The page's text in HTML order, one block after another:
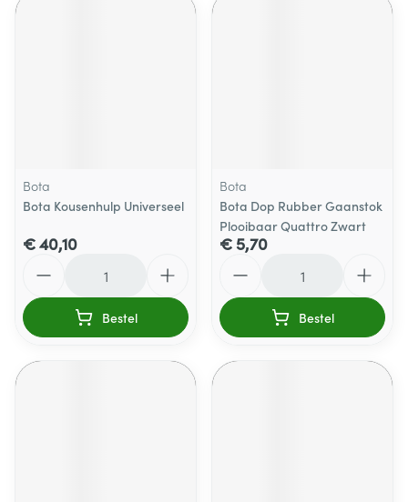
Bota
Bota Kousenhulp Universeel
€ 40,10
Bestel
Bota
Bota Dop Rubber Gaanstok
Plooibaar Quattro Zwart
€ 5,70
Bestel